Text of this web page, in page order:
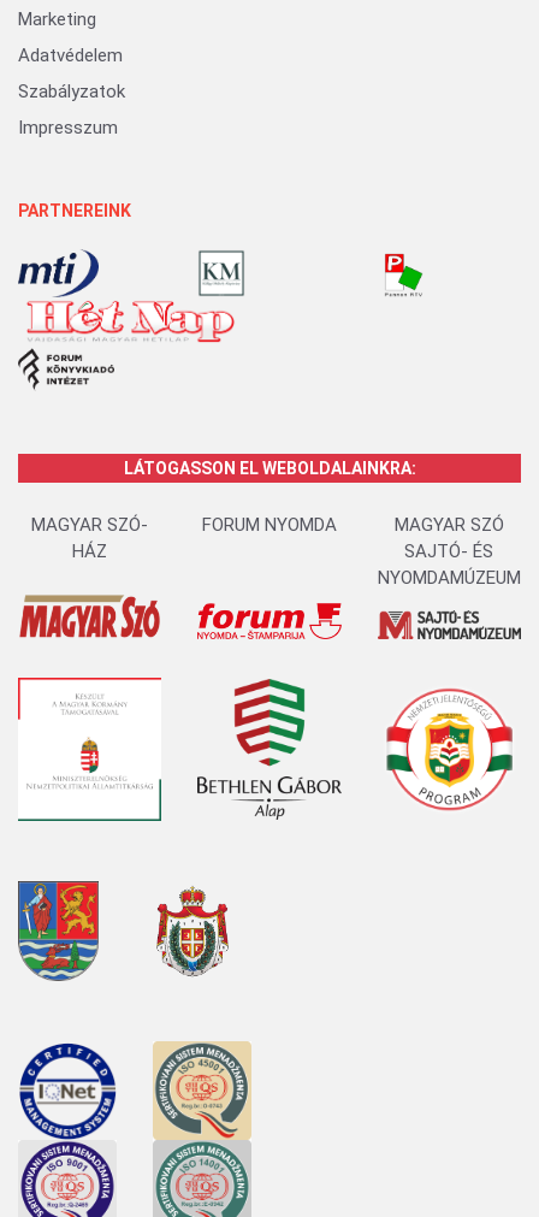
Marketing
Adatvédelem
Szabályzatok
Impresszum
PARTNEREINK
LÁTOGASSON EL WEBOLDALAINKRA:
MAGYAR SZÓ-
HÁZ
FORUM NYOMDA
MAGYAR SZÓ
SAJTÓ- ÉS
NYOMDAMÚZEUM